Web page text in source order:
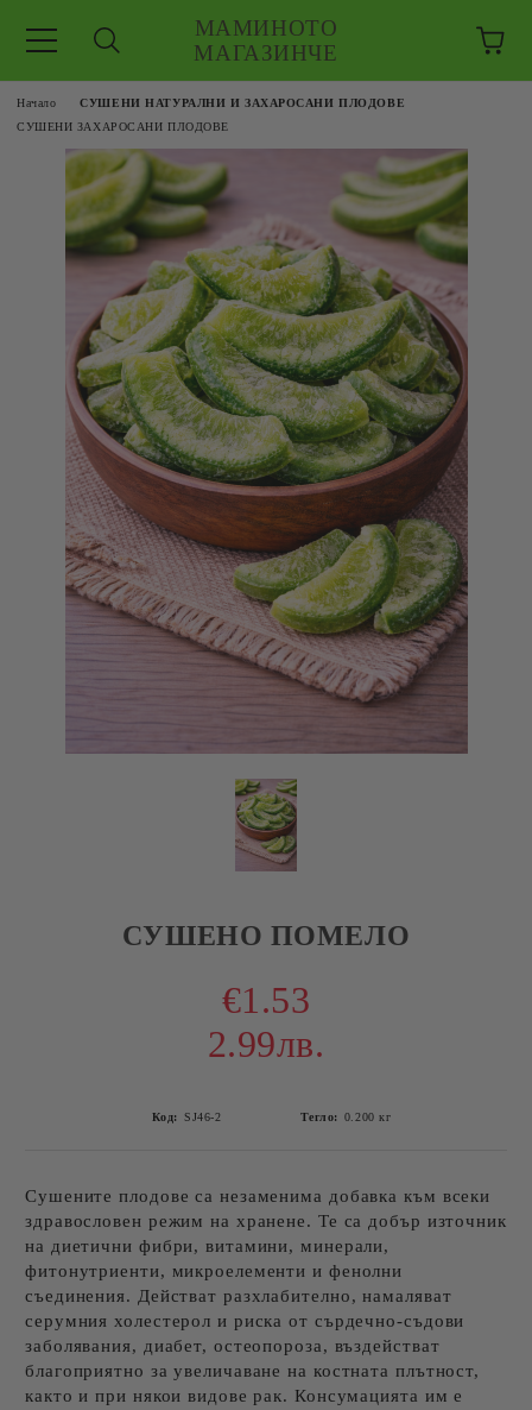
МАМИНОТО
МАГАЗИНЧЕ
Начало
СУШЕНИ НАТУРАЛНИ И ЗАХАРОСАНИ ПЛОДОВЕ
СУШЕНИ ЗАХАРОСАНИ ПЛОДОВЕ
СУШЕНО ПОМЕЛО
€1.53
2.99лв.
Код: SJ46-2 Тегло: 0.200 кг
Сушените плодове са незаменима добавка към всеки
здравословен режим на хранене. Те са добър източник
на диетични фибри, витамини, минерали,
фитонутриенти, микроелементи и фенолни
съединения. Действат разхлабително, намаляват
серумния холестерол и риска от сърдечно-съдови
заболявания, диабет, остеопороза, въздействат
благоприятно за увеличаване на костната плътност,
както и при някои видове рак. Консумацията им е